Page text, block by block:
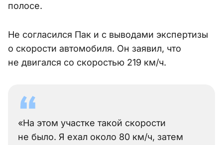
полосе.
Не согласился Пак и с выводами экспертизы
о скорости автомобиля. Он заявил, что
не двигался со скоростью 219 км/ч.
«На этом участке такой скорости
не было. Я ехал около 80 км/ч, затем